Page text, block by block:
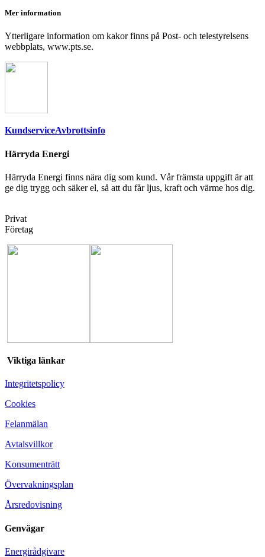
Mer information
Ytterligare information om kakor finns på Post- och telestyrelsens
webbplats, www.pts.se.
KundserviceAvbrottsinfo
Härryda Energi
Härryda Energi finns nära dig som kund. Vår främsta uppgift är att
ge dig trygg och säker el, så att du får ljus, kraft och värme hos dig.
Privat
Företag
Viktiga länkar
Integritetspolicy
Cookies
Felanmälan
Avtalsvillkor
Konsumenträtt
Övervakningsplan
Årsredovisning
Genvägar
Energirådgivare